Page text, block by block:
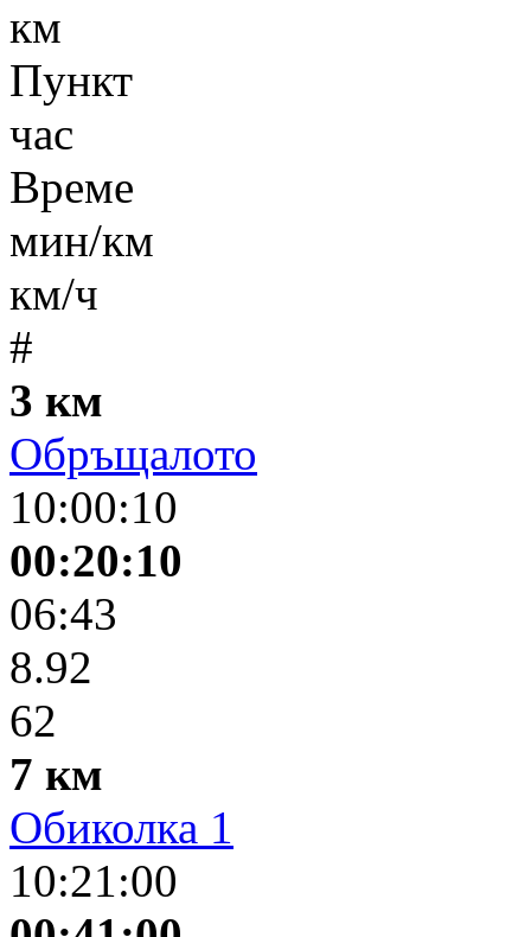
км
Пункт
час
Време
мин/км
км/ч
#
3 км
Обръщалото
10:00:10
00:20:10
06:43
8.92
62
7 км
Обиколка 1
10:21:00